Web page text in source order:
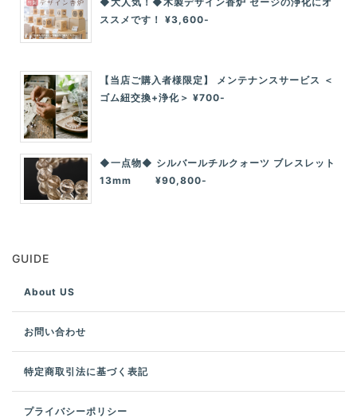
ススメです！ ¥3,600-
【当店ご購入者様限定】 メンテナンスサービス ＜
ゴム紐交換+浄化＞ ¥700-
◆一点物◆ シルバールチルクォーツ ブレスレット
13mm ¥90,800-
GUIDE
About US
お問い合わせ
特定商取引法に基づく表記
プライバシーポリシー